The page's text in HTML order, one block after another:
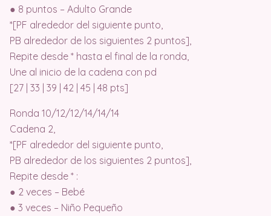
● 8 puntos – Adulto Grande
*[PF alrededor del siguiente punto,
PB alrededor de los siguientes 2 puntos],
Repite desde * hasta el final de la ronda,
Une al inicio de la cadena con pd
[27 | 33 | 39 | 42 | 45 | 48 pts]
Ronda 10/12/12/14/14/14
Cadena 2,
*[PF alrededor del siguiente punto,
PB alrededor de los siguientes 2 puntos],
Repite desde * :
● 2 veces – Bebé
● 3 veces – Niño Pequeño